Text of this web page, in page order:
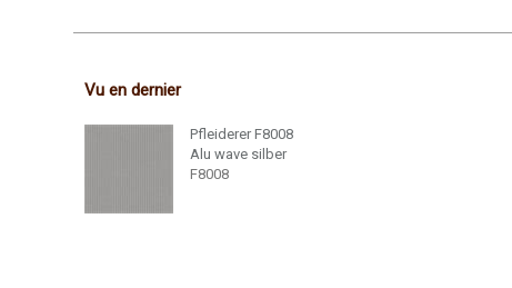
Vu en dernier
Pfleiderer F8008
Alu wave silber
F8008